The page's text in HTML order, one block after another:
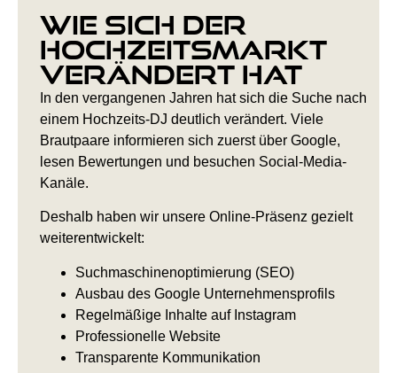
Wie sich der
Hochzeitsmarkt
verändert hat
In den vergangenen Jahren hat sich die Suche nach
einem Hochzeits-DJ deutlich verändert. Viele
Brautpaare informieren sich zuerst über Google,
lesen Bewertungen und besuchen Social-Media-
Kanäle.
Deshalb haben wir unsere Online-Präsenz gezielt
weiterentwickelt:
Suchmaschinenoptimierung (SEO)
Ausbau des Google Unternehmensprofils
Regelmäßige Inhalte auf Instagram
Professionelle Website
Transparente Kommunikation